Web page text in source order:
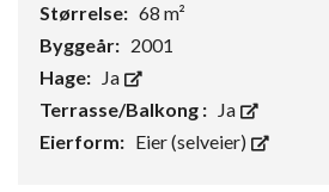
Størrelse: 68 m²
Byggeår: 2001
Hage: Ja
Terrasse/Balkong : Ja
Eierform: Eier (selveier)